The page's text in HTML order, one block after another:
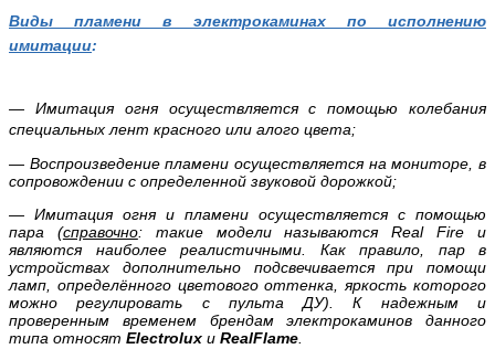
Виды пламени в электрокаминах по исполнению
имитации:
— Имитация огня осуществляется с помощью колебания
специальных лент красного или алого цвета;
— Воспроизведение пламени осуществляется на мониторе, в
сопровождении с определенной звуковой дорожкой;
— Имитация огня и пламени осуществляется с помощью
пара (справочно: такие модели называются Real Fire и
являются наиболее реалистичными. Как правило, пар в
устройствах дополнительно подсвечивается при помощи
ламп, определённого цветового оттенка, яркость которого
можно регулировать с пульта ДУ). К надежным и
проверенным временем брендам электрокаминов данного
типа относят Electrolux и RealFlame.